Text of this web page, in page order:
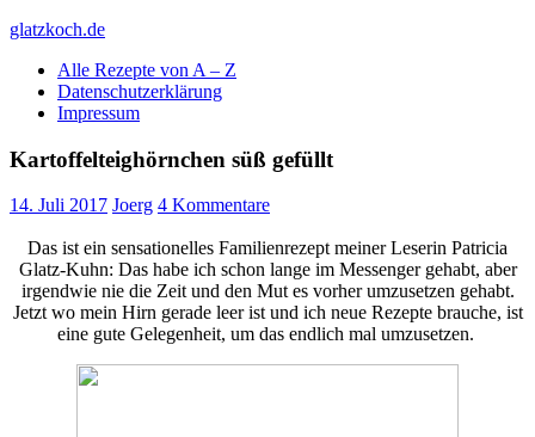
Skip
content
glatzkoch.de
Kochen für Doofe und Genießer
Alle Rezepte von A – Z
Datenschutzerklärung
Impressum
Kartoffelteighörnchen süß gefüllt
14. Juli 2017 Joerg 4 Kommentare
Das ist ein sensationelles Familienrezept meiner Leserin Patricia
Glatz-Kuhn: Das habe ich schon lange im Messenger gehabt, aber
irgendwie nie die Zeit und den Mut es vorher umzusetzen gehabt.
Jetzt wo mein Hirn gerade leer ist und ich neue Rezepte brauche, ist
eine gute Gelegenheit, um das endlich mal umzusetzen.